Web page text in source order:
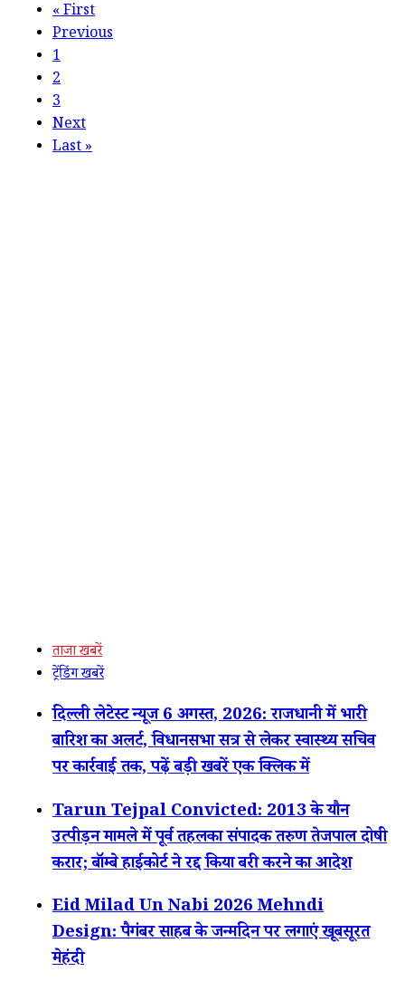
«First
Previous
1
2
3
Next
Last»
ताजा खबरें
ट्रेंडिंग खबरें
दिल्ली लेटेस्ट न्यूज 6 अगस्त, 2026: राजधानी में भारी
बारिश का अलर्ट, विधानसभा सत्र से लेकर स्वास्थ्य सचिव
पर कार्रवाई तक, पढ़ें बड़ी खबरें एक क्लिक में
Tarun Tejpal Convicted: 2013 के यौन
उत्पीड़न मामले में पूर्व तहलका संपादक तरुण तेजपाल दोषी
करार; बॉम्बे हाईकोर्ट ने रद्द किया बरी करने का आदेश
Eid Milad Un Nabi 2026 Mehndi
Design: पैगंबर साहब के जन्मदिन पर लगाएं खूबसूरत
मेहंदी